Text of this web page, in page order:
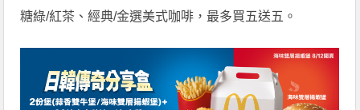
糖綠/紅茶、經典/金選美式咖啡，最多買五送五。